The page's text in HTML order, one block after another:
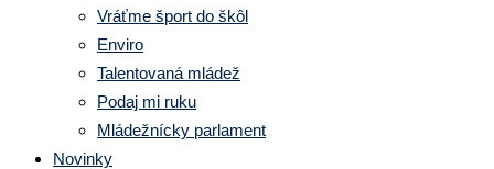
Vráťme šport do škôl
Enviro
Talentovaná mládež
Podaj mi ruku
Mládežnícky parlament
Novinky